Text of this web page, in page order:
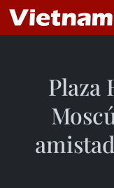
Plaza